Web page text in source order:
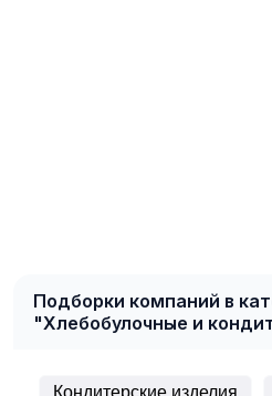
Подборки компаний в
"Хлебобулочные и
Кондитерские изделия